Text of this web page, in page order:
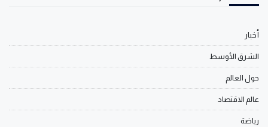
أخبار
الشرق الأوسط
حول العالم
عالم الاقتصاد
رياضة